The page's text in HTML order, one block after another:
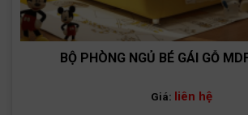
BỘ PHÒNG NGỦ BÉ GÁI GỖ
Giá: liên hệ